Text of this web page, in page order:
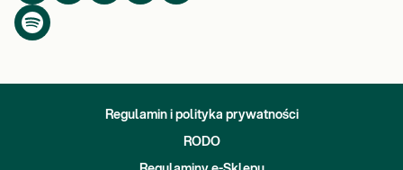
Regulamin i polityka prywatności
RODO